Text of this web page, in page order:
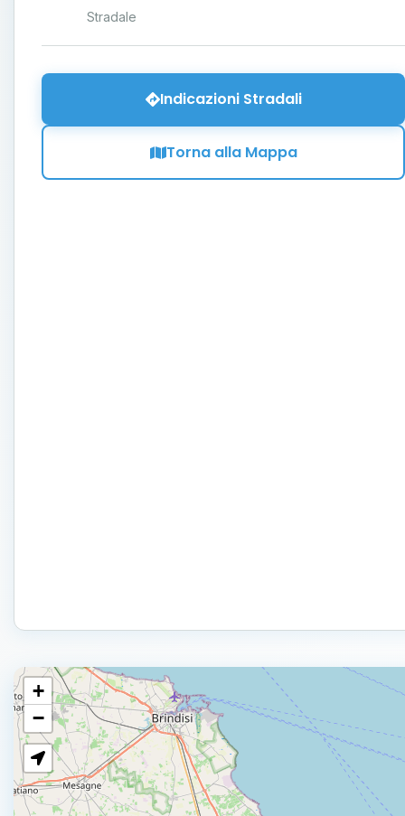
Stradale
Indicazioni Stradali
Torna alla Mappa
+
−